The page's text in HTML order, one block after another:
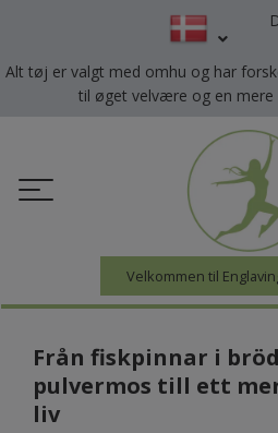
Alt tøj er valgt med omhu og har
til øget velvære og en mere
Velkommen til
Från fiskpinnar i
pulvermos till ett
liv